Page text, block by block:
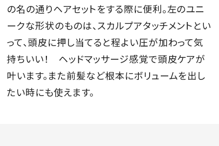
の名の通りヘアセットをする際に便利。左のユニ
ークな形状のものは、スカルプアタッチメントとい
って、頭皮に押し当てると程よい圧が加わって気
持ちいい！ ヘッドマッサージ感覚で頭皮ケアが
叶います。また前髪など根本にボリュームを出し
たい時にも使えます。